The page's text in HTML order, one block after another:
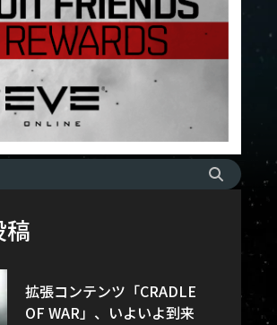
稿
拡張コンテンツ「CRADLE
OF WAR」、いよいよ到来